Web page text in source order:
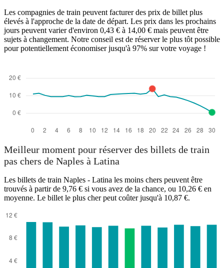
Les compagnies de train peuvent facturer des prix de billet plus
élevés à l'approche de la date de départ. Les prix dans les prochains
jours peuvent varier d'environ 0,43 € à 14,00 € mais peuvent être
sujets à changement. Notre conseil est de réserver le plus tôt possible
pour potentiellement économiser jusqu'à 97% sur votre voyage !
Meilleur moment pour réserver des billets de train
pas chers de Naples à Latina
Les billets de train Naples - Latina les moins chers peuvent être
trouvés à partir de 9,76 € si vous avez de la chance, ou 10,26 € en
moyenne. Le billet le plus cher peut coûter jusqu'à 10,87 €.